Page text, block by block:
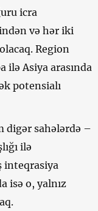
icra
və hər iki
Region
ilə Asiya arasında
potensialı
digər sahələrdə –
ilə
inteqrasiya
isə o, yalnız